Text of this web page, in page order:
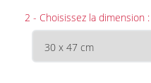
2 - Choisissez la dimension :